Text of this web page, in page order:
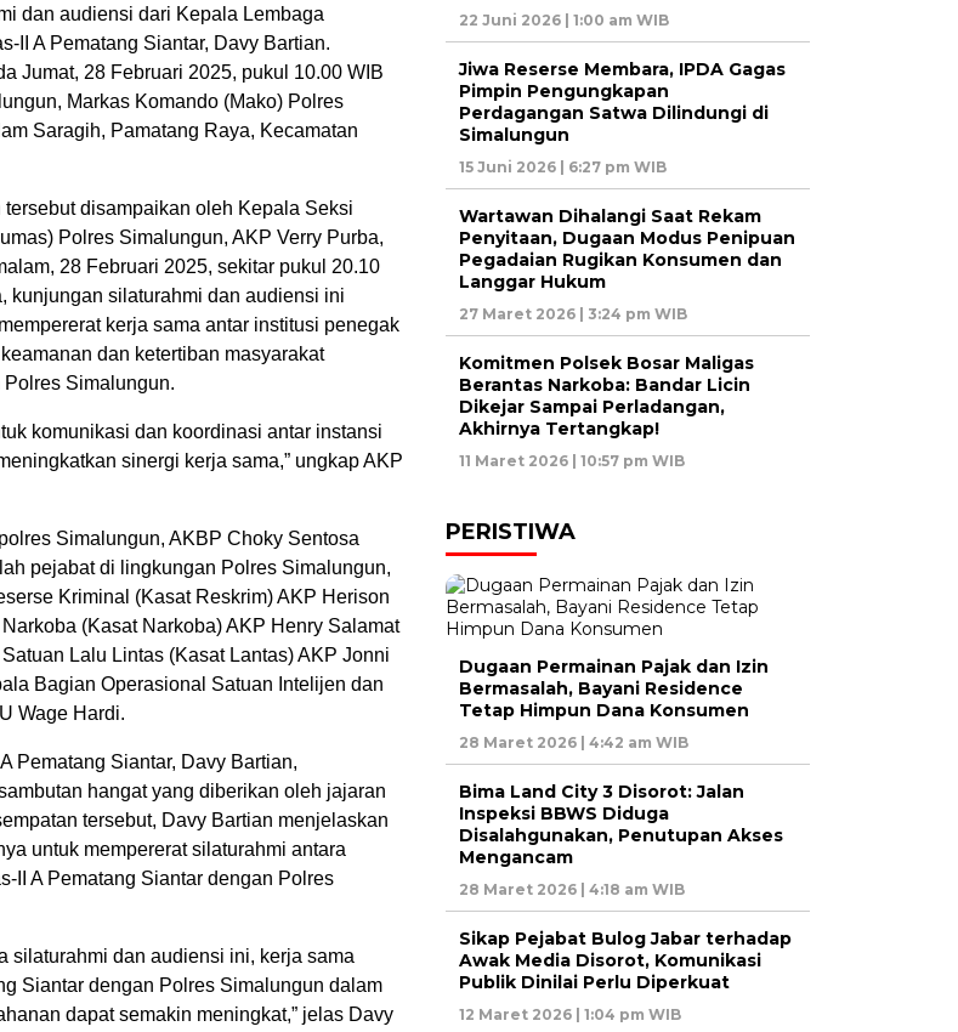
dan audiensi dari Kepala Lembaga
II A Pematang Siantar, Davy Bartian.
Jumat, 28 Februari 2025, pukul 10.00 WIB
Markas Komando (Mako) Polres
Saragih, Pamatang Raya, Kecamatan
tersebut disampaikan oleh Kepala Seksi
Polres Simalungun, AKP Verry Purba,
28 Februari 2025, sekitar pukul 20.10
kunjungan silaturahmi dan audiensi ini
kerja sama antar institusi penegak
dan ketertiban masyarakat
Simalungun.
komunikasi dan koordinasi antar instansi
sinergi kerja sama,” ungkap AKP
Simalungun, AKBP Choky Sentosa
pejabat di lingkungan Polres Simalungun,
Kriminal (Kasat Reskrim) AKP Herison
(Kasat Narkoba) AKP Henry Salamat
Lalu Lintas (Kasat Lantas) AKP Jonni
Bagian Operasional Satuan Intelijen dan
Wage Hardi.
Pematang Siantar, Davy Bartian,
hangat yang diberikan oleh jajaran
tersebut, Davy Bartian menjelaskan
untuk mempererat silaturahmi antara
II A Pematang Siantar dengan Polres
silaturahmi dan audiensi ini, kerja sama
Siantar dengan Polres Simalungun dalam
dapat semakin meningkat,” jelas Davy
22 Juni 2026 | 1:00 am WIB
Jiwa Reserse Membara, IPDA Gagas
Pimpin Pengungkapan
Perdagangan Satwa Dilindungi di
Simalungun
15 Juni 2026 | 6:27 pm WIB
Wartawan Dihalangi Saat Rekam
Penyitaan, Dugaan Modus Penipuan
Pegadaian Rugikan Konsumen dan
Langgar Hukum
27 Maret 2026 | 3:24 pm WIB
Komitmen Polsek Bosar Maligas
Berantas Narkoba: Bandar Licin
Dikejar Sampai Perladangan,
Akhirnya Tertangkap!
11 Maret 2026 | 10:57 pm WIB
PERISTIWA
Dugaan Permainan Pajak dan Izin
Bermasalah, Bayani Residence
Tetap Himpun Dana Konsumen
28 Maret 2026 | 4:42 am WIB
Bima Land City 3 Disorot: Jalan
Inspeksi BBWS Diduga
Disalahgunakan, Penutupan Akses
Mengancam
28 Maret 2026 | 4:18 am WIB
Sikap Pejabat Bulog Jabar terhadap
Awak Media Disorot, Komunikasi
Publik Dinilai Perlu Diperkuat
12 Maret 2026 | 1:04 pm WIB